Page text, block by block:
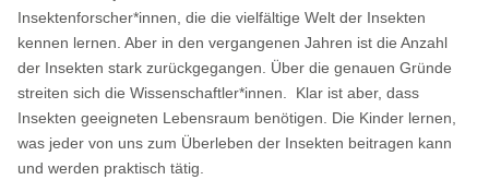
Insektenforscher*innen, die die vielfältige Welt der Insekten
kennen lernen. Aber in den vergangenen Jahren ist die Anzahl
der Insekten stark zurückgegangen. Über die genauen Gründe
streiten sich die Wissenschaftler*innen. Klar ist aber, dass
Insekten geeigneten Lebensraum benötigen. Die Kinder lernen,
was jeder von uns zum Überleben der Insekten beitragen kann
und werden praktisch tätig.